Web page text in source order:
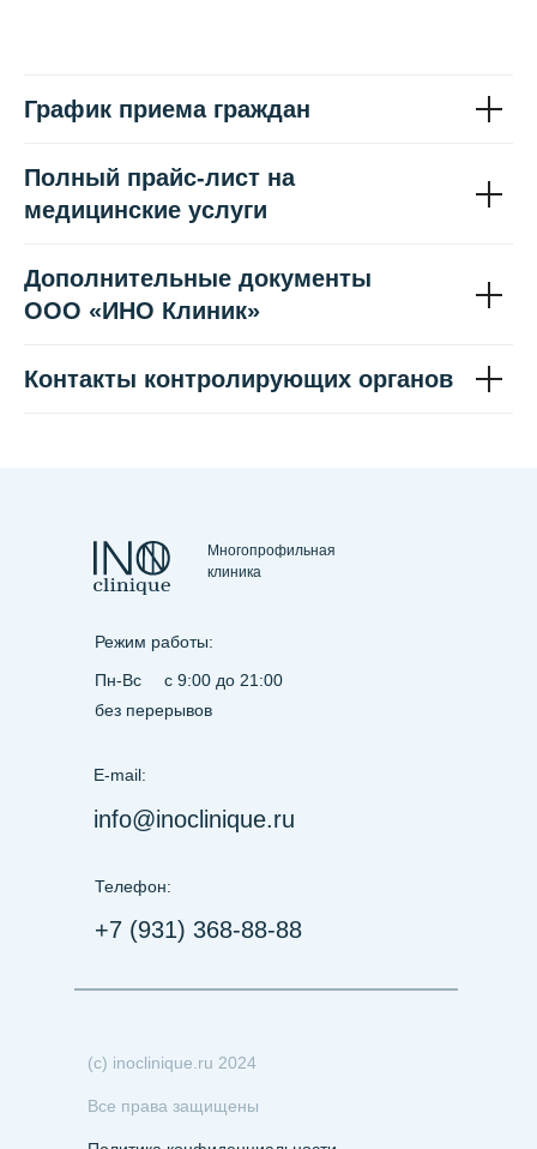
График приема граждан
Полный прайс-лист на
медицинские услуги
Дополнительные документы
ООО «ИНО Клиник»
Контакты контролирующих органов
Пн-Вс
без перерывов
с 9:00 до 21:00
Режим работы:
E-mail:
info@inoclinique.ru
Телефон:
+7 (931) 368-88-88
(с) inoclinique.ru 2024
Все права защищены
Многопрофильная
клиника